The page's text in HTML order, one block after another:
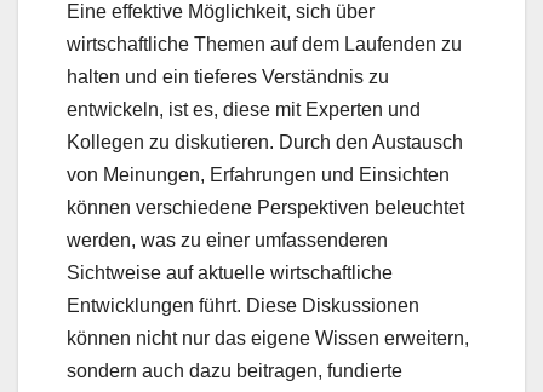
Eine effektive Möglichkeit, sich über
wirtschaftliche Themen auf dem Laufenden zu
halten und ein tieferes Verständnis zu
entwickeln, ist es, diese mit Experten und
Kollegen zu diskutieren. Durch den Austausch
von Meinungen, Erfahrungen und Einsichten
können verschiedene Perspektiven beleuchtet
werden, was zu einer umfassenderen
Sichtweise auf aktuelle wirtschaftliche
Entwicklungen führt. Diese Diskussionen
können nicht nur das eigene Wissen erweitern,
sondern auch dazu beitragen, fundierte